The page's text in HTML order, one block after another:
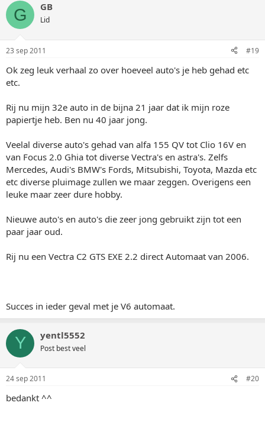
G GB
Lid
23 sep 2011 #19
Ok zeg leuk verhaal zo over hoeveel auto's je heb gehad etc
etc.
Rij nu mijn 32e auto in de bijna 21 jaar dat ik mijn roze
papiertje heb. Ben nu 40 jaar jong.
Veelal diverse auto's gehad van alfa 155 QV tot Clio 16V en
van Focus 2.0 Ghia tot diverse Vectra's en astra's. Zelfs
Mercedes, Audi's BMW's Fords, Mitsubishi, Toyota, Mazda etc
etc diverse pluimage zullen we maar zeggen. Overigens een
leuke maar zeer dure hobby.
Nieuwe auto's en auto's die zeer jong gebruikt zijn tot een
paar jaar oud.
Rij nu een Vectra C2 GTS EXE 2.2 direct Automaat van 2006.
Succes in ieder geval met je V6 automaat.
Y yentl5552
Post best veel
24 sep 2011 #20
bedankt ^^